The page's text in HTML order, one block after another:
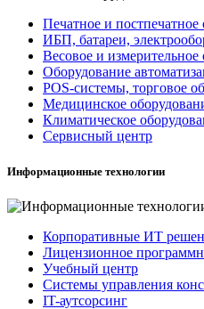
Печатное и постпечатное
ИБП, батареи,
Весовое и измерительное
Оборудование
POS-системы, торговое
Медицинское
Климатическое
Сервисный центр
Информационные технологии
Корпоративные ИТ
Лицензионное
Учебный центр
Системы управления
IT-аутсорсинг